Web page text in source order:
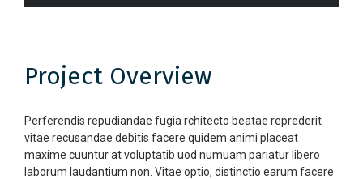
Project Overview
Perferendis repudiandae fugia rchitecto beatae reprederit
vitae recusandae debitis facere quidem animi placeat
maxime cuuntur at voluptatib uod numuam pariatur libero
laborum laudantium non. Vitae optio, distinctio earum facere